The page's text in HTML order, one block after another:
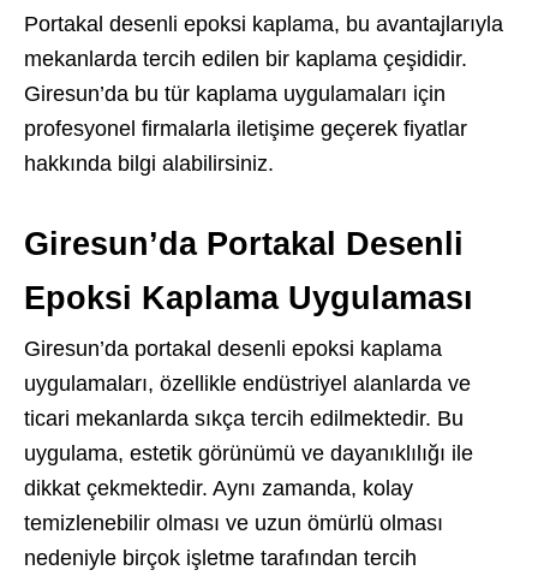
Portakal desenli epoksi kaplama, bu avantajlarıyla
mekanlarda tercih edilen bir kaplama çeşididir.
Giresun’da bu tür kaplama uygulamaları için
profesyonel firmalarla iletişime geçerek fiyatlar
hakkında bilgi alabilirsiniz.
Giresun’da Portakal Desenli
Epoksi Kaplama Uygulaması
Giresun’da portakal desenli epoksi kaplama
uygulamaları, özellikle endüstriyel alanlarda ve
ticari mekanlarda sıkça tercih edilmektedir. Bu
uygulama, estetik görünümü ve dayanıklılığı ile
dikkat çekmektedir. Aynı zamanda, kolay
temizlenebilir olması ve uzun ömürlü olması
nedeniyle birçok işletme tarafından tercih